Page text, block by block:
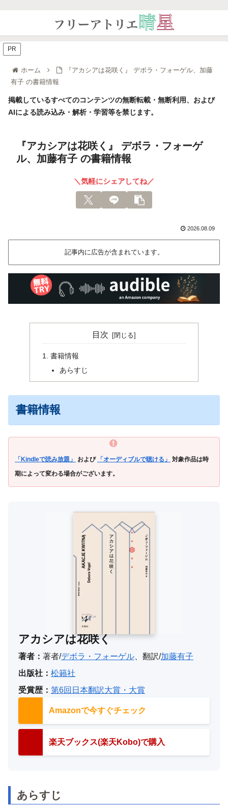
ホーム
『アカシアは花咲く』 デボラ・フォーゲル、加藤
有子 の書籍情報
掲載しているすべてのコンテンツの無断転載・無断利用、および
AIによる読み込み・解析・学習等を禁じます。
『アカシアは花咲く』 デボラ・フォーゲ
ル、加藤有子 の書籍情報
＼気軽にシェアしてね／
2026.08.09
記事内に広告が含まれています。
PR
目次
書籍情報
あらすじ
書籍情報
「Kindleで読み放題」 および 「オーディブルで聴ける」
対象作品は時
期によって変わる場合がございます。
アカシアは花咲く
著者： 著者/デボラ・フォーゲル 、翻訳/加藤有子
出版社： 松籟社
受賞歴： 第6回日本翻訳大賞・大賞
Amazonで今すぐチェック
楽天ブックス(楽天Kobo)で購入
あらすじ